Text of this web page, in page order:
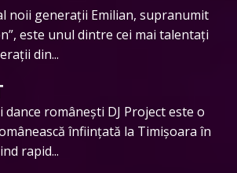
noii generații Emilian, supranumit
este unul dintre cei mai talentați
din...
dance românești DJ Project este o
înființată la Timișoara în
rapid...